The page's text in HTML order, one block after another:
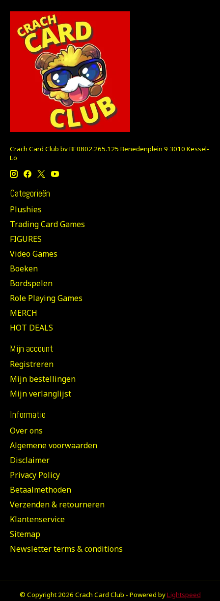
Crach Card Club bv BE0802.265.125 Benedenplein 9 3010 Kessel-
Lo
Categorieën
Plushies
Trading Card Games
FIGURES
Video Games
Boeken
Bordspelen
Role Playing Games
MERCH
HOT DEALS
Mijn account
Registreren
Mijn bestellingen
Mijn verlanglijst
Informatie
Over ons
Algemene voorwaarden
Disclaimer
Privacy Policy
Betaalmethoden
Verzenden & retourneren
Klantenservice
Sitemap
Newsletter terms & conditions
© Copyright 2026 Crach Card Club - Powered byLightspeed